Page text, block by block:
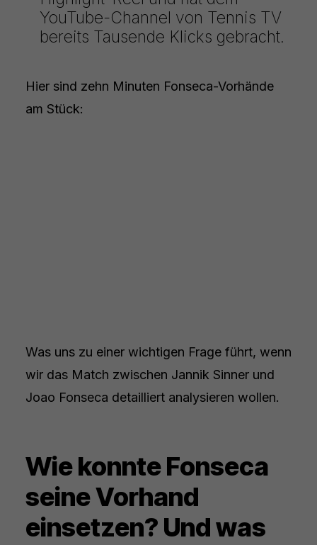
YouTube-Channel von Tennis TV
bereits Tausende Klicks gebracht.
Hier sind zehn Minuten Fonseca-Vorhände
am Stück:
Was uns zu einer wichtigen Frage führt, wenn
wir das Match zwischen Jannik Sinner und
Joao Fonseca detailliert analysieren wollen.
Wie konnte Fonseca
seine Vorhand
einsetzen? Und was